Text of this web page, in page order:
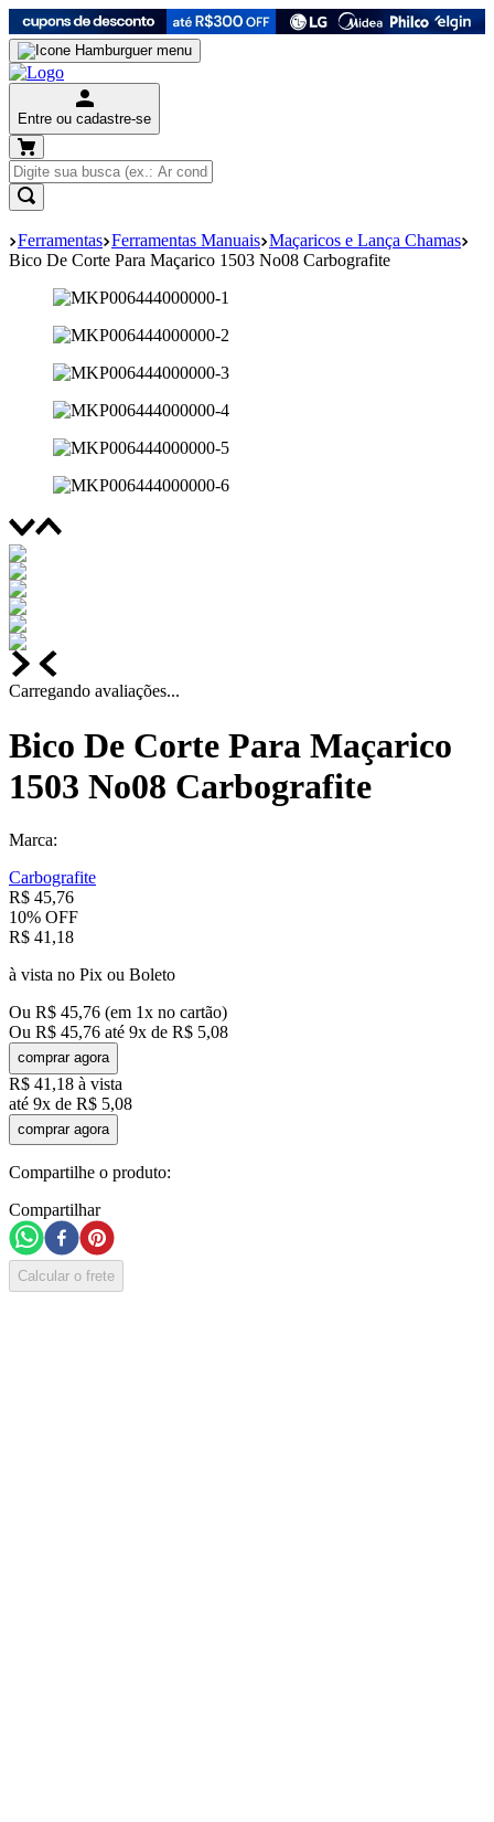
Entre ou cadastre-se
Ferramentas Ferramentas Manuais Maçaricos e Lança Chamas
Bico De Corte Para Maçarico 1503 No08 Carbografite
Carregando avaliações...
Bico De Corte Para Maçarico
1503 No08 Carbografite
Marca:
Carbografite
R$ 45,76
10% OFF
R$ 41 ,18
à vista no Pix ou Boleto
Ou R$ 45,76 (em 1x no cartão)
Ou R$ 45,76 até 9x de R$ 5,08
comprar agora
R$ 41 ,18 à vista
até 9x de R$ 5,08
comprar agora
Compartilhe o produto:
Compartilhar
Calcular o frete